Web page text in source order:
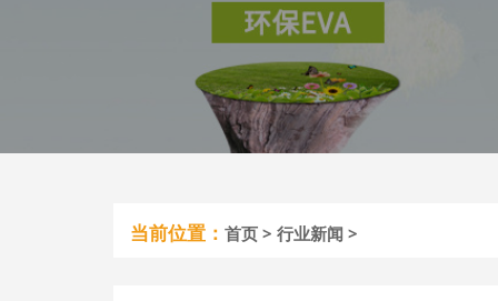
当前位置： 首页> 行业新闻>